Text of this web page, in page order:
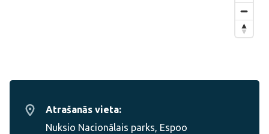
Atrašanās vieta:
Nuksio Nacionālais parks, Espoo